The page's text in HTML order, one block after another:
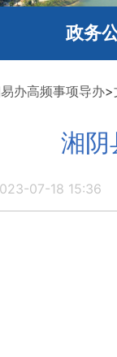
政务
办高频事项导办>
湘阴
07-18 15:36